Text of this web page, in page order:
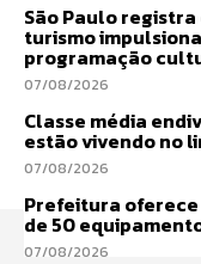
São Paulo
turismo
programação
07/08/2026
Classe média
estão vivendo no
07/08/2026
Prefeitura
de 50
07/08/2026